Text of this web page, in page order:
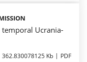
Ucrania-
362.830078125 Kb PDF